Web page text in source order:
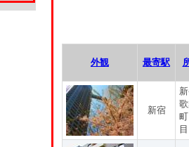
外観 最寄駅
新宿
目